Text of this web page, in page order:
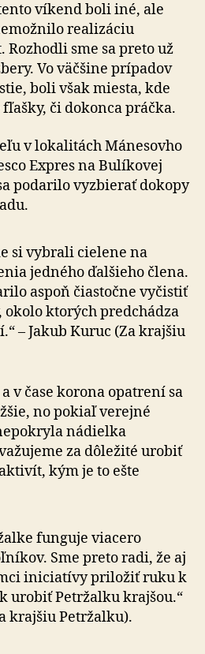
víkend boli iné, ale
realizáciu
sme sa preto už
Vo väčšine prípadov
boli však miesta, kde
či dokonca práčka.
v lokalitách Mánesovho
Expres na Bulíkovej
podarilo vyzbierať dokopy
si vybrali cielene na
jedného ďalšieho člena.
aspoň čiastočne vyčistiť
ktorých predchádza
– Jakub Kuruc (Za krajšiu
v čase korona opatrení sa
no pokiaľ verejné
nádielka
za dôležité urobiť
kým je to ešte
funguje viacero
Sme preto radi, že aj
iniciatívy priložiť ruku k
urobiť Petržalku krajšou.“
krajšiu Petržalku).